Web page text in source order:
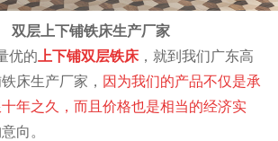
双层上下铺铁床生产厂家
优的 上下铺双层铁床，就到我们广东高
床生产厂家， 因为我们的产品不仅是承
年之久，而且价格也是相当的经济实
向。